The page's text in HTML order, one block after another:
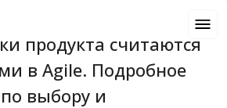
продукта считаются
в Agile. Подробное
выбору и